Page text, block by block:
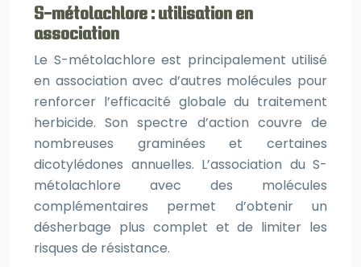
S-métolachlore : utilisation en
association
Le S-métolachlore est principalement utilisé
en association avec d’autres molécules pour
renforcer l’efficacité globale du traitement
herbicide. Son spectre d’action couvre de
nombreuses graminées et certaines
dicotylédones annuelles. L’association du S-
métolachlore avec des molécules
complémentaires permet d’obtenir un
désherbage plus complet et de limiter les
risques de résistance.